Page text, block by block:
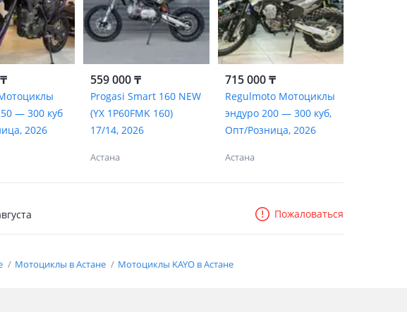
— 300 куб
2026
559 000 ₸
Progasi Smart 160 NEW
(YX 1P60FMK 160)
17/14, 2026
Астана
715 000 ₸
Regulmoto Мотоциклы
эндуро 200 — 300 куб,
Опт/Розница, 2026
Астана
Пожаловаться
Мотоциклы в Астане Мотоциклы KAYO в Астане